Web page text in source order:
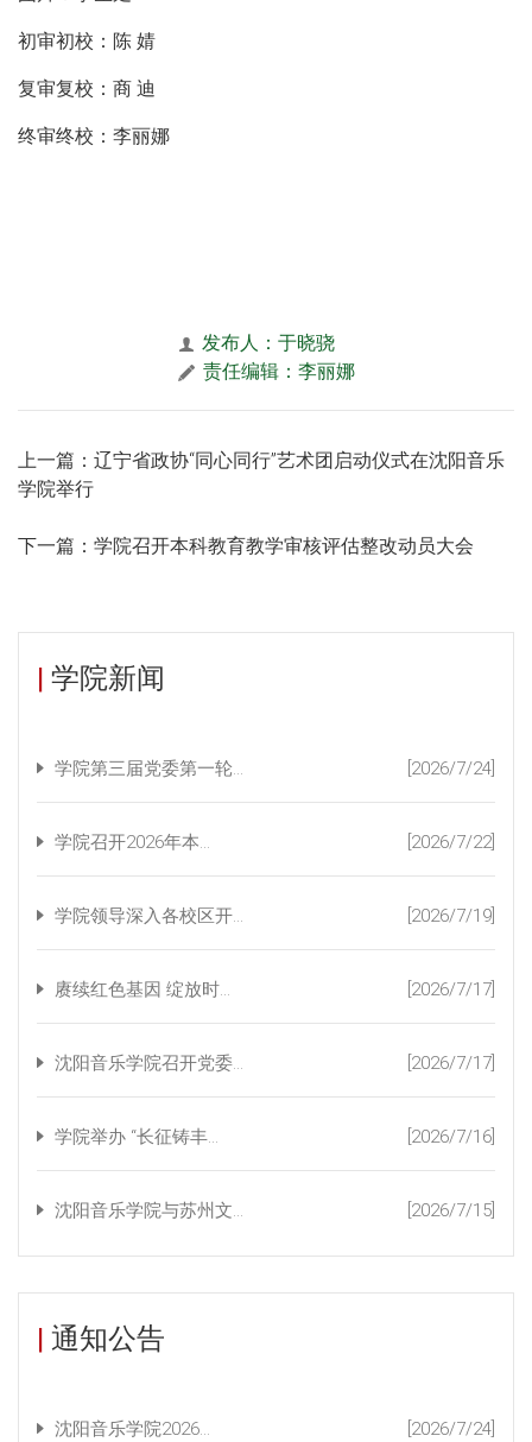
| 学院新闻
学院第三届党委第一轮... [2026/7/24]
学院召开2026年本... [2026/7/22]
学院领导深入各校区开... [2026/7/19]
赓续红色基因 绽放时... [2026/7/17]
沈阳音乐学院召开党委... [2026/7/17]
学院举办 “长征铸丰... [2026/7/16]
沈阳音乐学院与苏州文... [2026/7/15]
| 通知公告
沈阳音乐学院2026... [2026/7/24]
初审初校：陈 婧
复审复校：商 迪
终审终校：李丽娜
发布人：于晓骁
责任编辑：李丽娜
上一篇：辽宁省政协“同心同行”艺术团启动仪式在沈阳音乐
学院举行
下一篇：学院召开本科教育教学审核评估整改动员大会